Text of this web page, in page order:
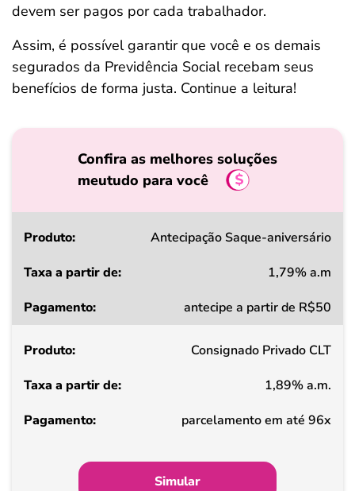
devem ser pagos por cada trabalhador.
Assim, é possível garantir que você e os demais
segurados da Previdência Social recebam seus
benefícios de forma justa. Continue a leitura!
Confira as melhores soluções
meutudo para você
Produto
a
de
Pagamento
Antecipação Saque-aniversário
1,79% a.m
antecipe a partir de R$50
Consignado Privado CLT
1,89% a.m.
parcelamento em até 96x
Simular